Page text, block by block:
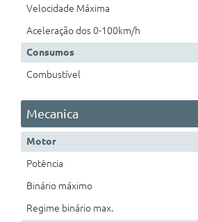
Velocidade Máxima
Aceleração dos 0-100km/h
Consumos
Combustível
Mecanica
Motor
Potência
Binário máximo
Regime binário max.